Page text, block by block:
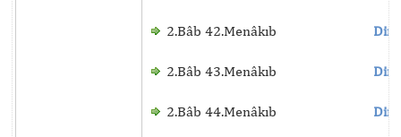
2.Bâb 42.Menâkıb
2.Bâb 43.Menâkıb
2.Bâb 44.Menâkıb